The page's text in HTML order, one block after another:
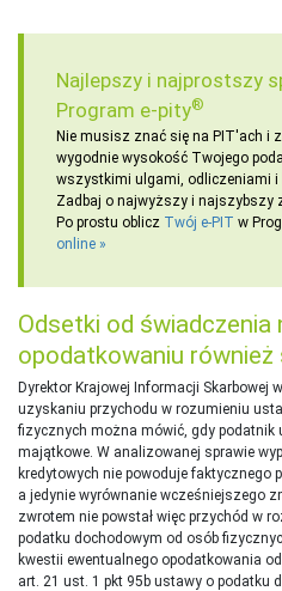
Najlepszy i najprostszy
Program e-pity®
Nie musisz znać się na PIT'ach i
wygodnie wysokość Twojego
wszystkimi ulgami, odliczeniami i
Zadbaj o najwyższy i najszybszy
Po prostu oblicz Twój e-PIT w
online
Odsetki od świadczenia
opodatkowaniu
Dyrektor Krajowej Informacji Skarbowej
uzyskaniu przychodu w rozumieniu
fizycznych można mówić, gdy podatnik
majątkowe. W analizowanej sprawie
kredytowych nie powoduje faktycznego
a jedynie wyrównanie wcześniejszego
zwrotem nie powstał więc przychód w
podatku dochodowym od osób
kwestii ewentualnego opodatkowania
art. 21 ust. 1 pkt 95b ustawy o podatku